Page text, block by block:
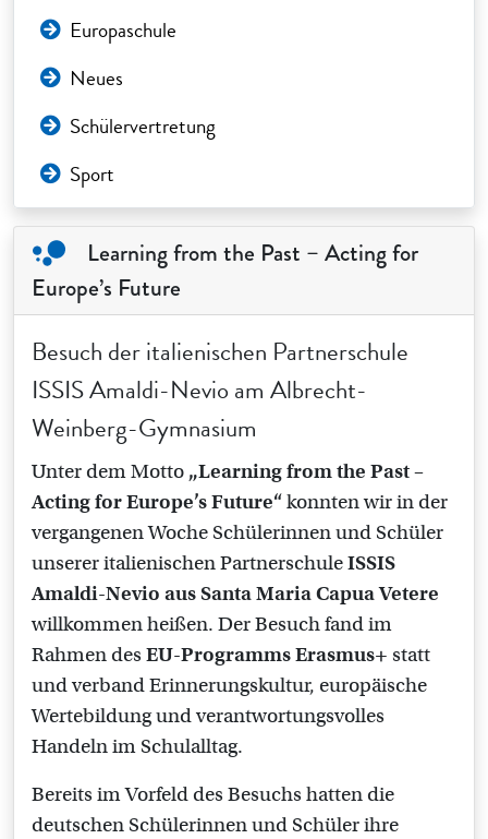
Europaschule
Neues
Schülervertretung
Sport
Learning from the Past – Acting for
Europe’s Future
Besuch der italienischen Partnerschule
ISSIS Amaldi-Nevio am Albrecht-
Weinberg-Gymnasium
Unter dem Motto „Learning from the Past –
Acting for Europe’s Future“konnten wir in der
vergangenen Woche Schülerinnen und Schüler
unserer italienischen PartnerschuleISSIS
Amaldi-Nevio aus Santa Maria Capua Vetere
willkommen heißen. Der Besuch fand im
Rahmen des EU-Programms Erasmus+ statt
und verband Erinnerungskultur, europäische
Wertebildung und verantwortungsvolles
Handeln im Schulalltag.
Bereits im Vorfeld des Besuchs hatten die
deutschen Schülerinnen und Schüler ihre